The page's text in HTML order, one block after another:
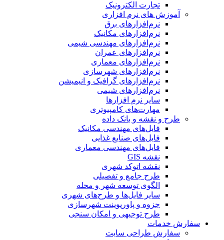
تجارت الکترونیک
آموزش های نرم افزاری
نرم‌افزارهای برق
نرم‌افزارهای مکانیک
نرم‌افزارهای مهندسی شیمی
نرم‌افزارهای عمران
نرم‌افزارهای معماری
نرم‌افزارهای شهرسازی
نرم‌افزارهای گرافیک و انیمیشن
نرم‌افزارهای شیمی
سایر نرم افزارها
مهارت‌های کامپیوتری
طرح و نقشه و بانک داده
فایل‌های مهندسی مکانیک
فایل‌های صنایع غذایی
فایل‌های مهندسی معماری
نقشه GIS
نقشه اتوکد شهری
طرح جامع و تفصیلی
الگوی توسعه شهر و محله
سایر فایل‌ها و طرح‌های شهری
جزوه و پاورپوینت شهرسازی
طرح توجیهی و امکان سنجی
سفارش خدمات
سفارش طراحی سایت